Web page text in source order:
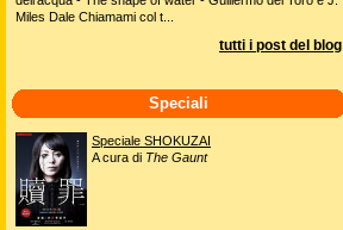
Miles Dale Chiamami col t...
tutti i post del blog
Speciali
Speciale SHOKUZAI
A cura di The Gaunt